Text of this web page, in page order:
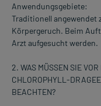
Anwendungsgebiete:
Traditionell angewendet
Körpergeruch. Beim
Arzt aufgesucht werden.
2. WAS MÜSSEN SIE
CHLOROPHYLL-
BEACHTEN?